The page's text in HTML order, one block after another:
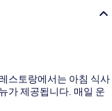
스토랑에서는 아침 식사
가 제공됩니다. 매일 운